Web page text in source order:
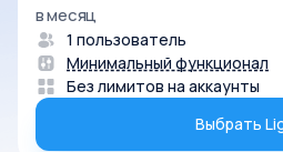
в месяц
1 пользователь
Минимальный функционал
Без лимитов на аккаунты
Выбрать